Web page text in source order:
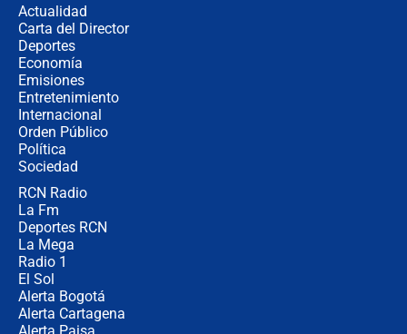
Actualidad
Carta del Director
Deportes
Economía
Emisiones
Entretenimiento
Internacional
Orden Público
Política
Sociedad
RCN Radio
La Fm
Deportes RCN
La Mega
Radio 1
El Sol
Alerta Bogotá
Alerta Cartagena
Alerta Paisa